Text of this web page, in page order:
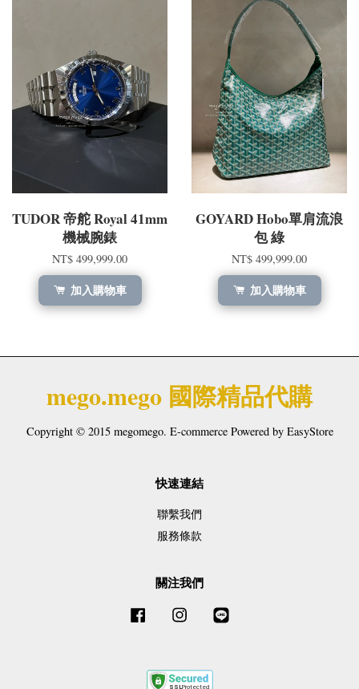
TUDOR 帝舵 Royal 41mm
機械腕錶
NT$ 499,999.00
加入購物車
GOYARD Hobo單肩流浪
包 綠
NT$ 499,999.00
加入購物車
mego.mego 國際精品代購
Copyright © 2015 megomego. E-commerce Powered by EasyStore
快速連結
聯繫我們
服務條款
關注我們
Facebook Instagram